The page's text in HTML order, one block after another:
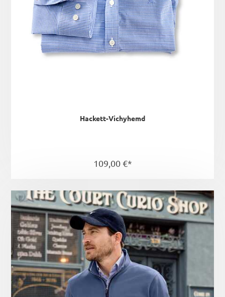
Hackett-Vichyhemd
109,00 €*